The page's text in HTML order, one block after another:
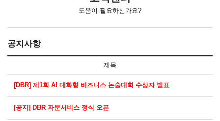
도움이 필요하신가요?
공지사항
제목
[DBR] 제1회 AI 대화형 비즈니스 논술대회 수상자 발표
[공지] DBR 자문서비스 정식 오픈